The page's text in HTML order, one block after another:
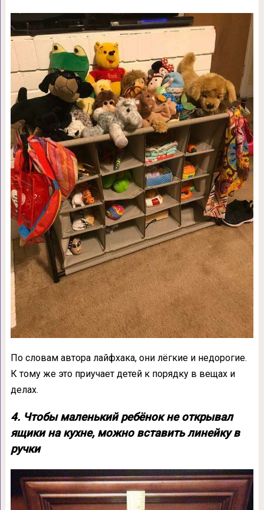
По словам автора лайфхака, они лёгкие и недорогие.
К тому же это приучает детей к порядку в вещах и
делах.
4. Чтобы маленький ребёнок не открывал
ящики на кухне, можно вставить линейку в
ручки